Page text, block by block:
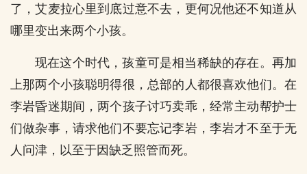
了，艾麦拉心里到底过意不去，更何况他还不知道从
哪里变出来两个小孩。
现在这个时代，孩童可是相当稀缺的存在。再加
上那两个小孩聪明得很，总部的人都很喜欢他们。在
李岩昏迷期间，两个孩子讨巧卖乖，经常主动帮护士
们做杂事，请求他们不要忘记李岩，李岩才不至于无
人问津，以至于因缺乏照管而死。